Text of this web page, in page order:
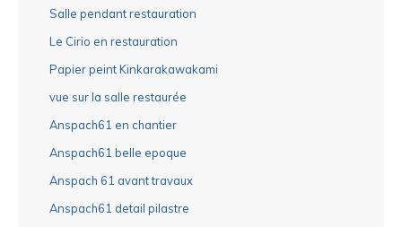
Salle pendant restauration
Le Cirio en restauration
Papier peint Kinkarakawakami
vue sur la salle restaurée
Anspach61 en chantier
Anspach61 belle epoque
Anspach 61 avant travaux
Anspach61 detail pilastre